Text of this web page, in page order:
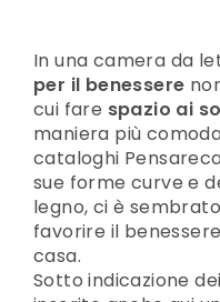
In una camera da
per il benessere
cui fare spazio ai
maniera più
cataloghi
sue forme curve e
legno, ci è
favorire il
casa.
Sotto indicazione